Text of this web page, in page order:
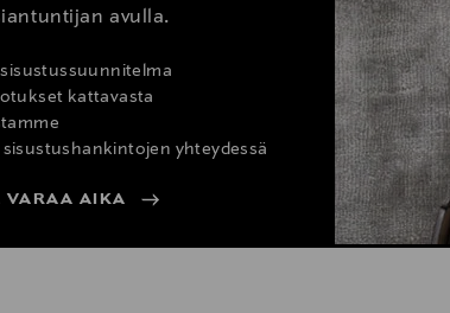
avulla.
kattavasta
yhteydessä
VARAA AIKA